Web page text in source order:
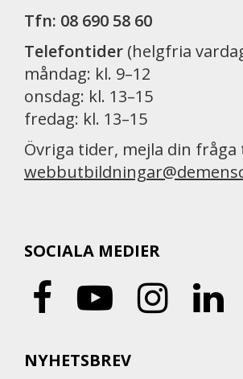
Tfn: 08 690 58 60
Telefontider (helgfria
måndag: kl. 9–12
onsdag: kl. 13–15
fredag: kl. 13–15
Övriga tider, mejla din fråga
SOCIALA MEDIER
NYHETSBREV